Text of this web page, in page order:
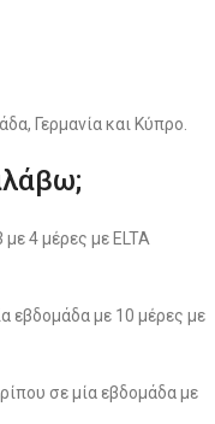
Γερμανία και Κύπρο.
4 μέρες με ELTA
εβδομάδα με 10 μέρες με
σε μία εβδομάδα με